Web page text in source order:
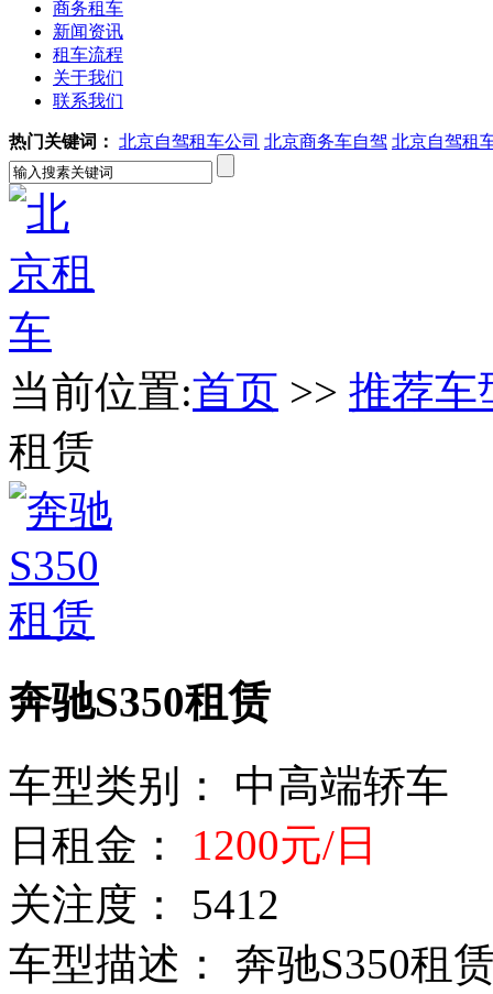
商务租车
新闻资讯
租车流程
关于我们
联系我们
热门关键词： 北京自驾租车公司 北京商务车自驾 北京自驾租
当前位置:首页 >> 推荐车
租赁
奔驰S350租赁
车型类别： 中高端轿车
日租金： 1200元/日
关注度： 5412
车型描述： 奔驰S350租